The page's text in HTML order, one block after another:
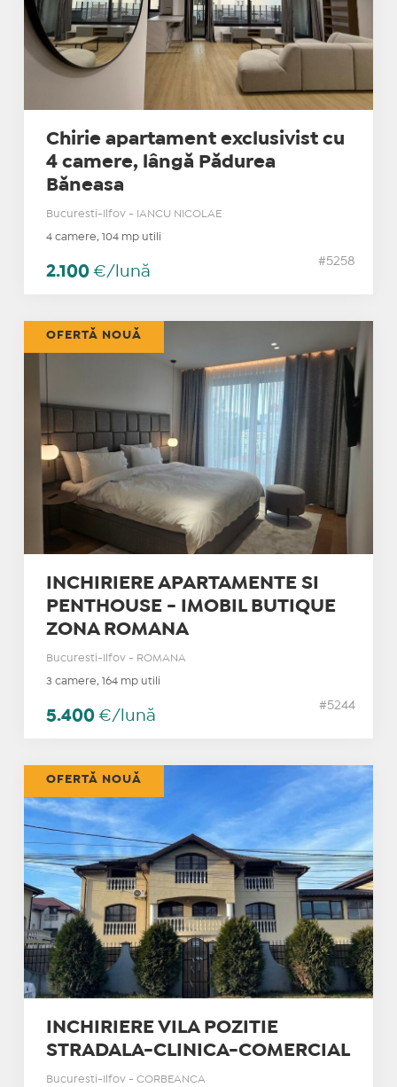
Chirie apartament exclusivist cu
4 camere, lângă Pădurea
Băneasa
Bucuresti-Ilfov - IANCU NICOLAE
4 camere, 104 mp utili
2.100 €/lună
#5258
INCHIRIERE APARTAMENTE SI
PENTHOUSE - IMOBIL BUTIQUE
ZONA ROMANA
Bucuresti-Ilfov - ROMANA
3 camere, 164 mp utili
5.400 €/lună
#5244
OFERTĂ NOUĂ
INCHIRIERE VILA POZITIE
STRADALA-CLINICA-COMERCIAL
Bucuresti-Ilfov - CORBEANCA
OFERTĂ NOUĂ